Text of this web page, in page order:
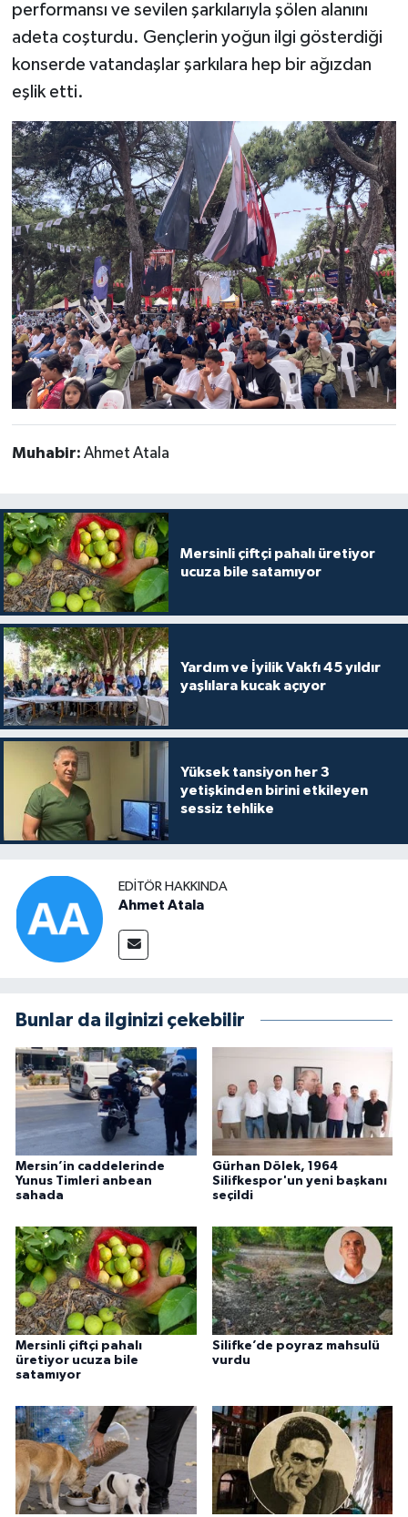
performansı ve sevilen şarkılarıyla şölen alanını
adeta coşturdu. Gençlerin yoğun ilgi gösterdiği
konserde vatandaşlar şarkılara hep bir ağızdan
eşlik etti.
Muhabir: Ahmet Atala
Mersinli çiftçi pahalı üretiyor
ucuza bile satamıyor
Yardım ve İyilik Vakfı 45 yıldır
yaşlılara kucak açıyor
Yüksek tansiyon her 3
yetişkinden birini etkileyen
sessiz tehlike
EDITÖR HAKKINDA
Ahmet Atala
Bunlar da ilginizi çekebilir
Mersin’in caddelerinde
Yunus Timleri anbean
sahada
Gürhan Dölek, 1964
Silifkespor'un yeni başkanı
seçildi
Mersinli çiftçi pahalı
üretiyor ucuza bile
satamıyor
Silifke’de poyraz mahsulü
vurdu